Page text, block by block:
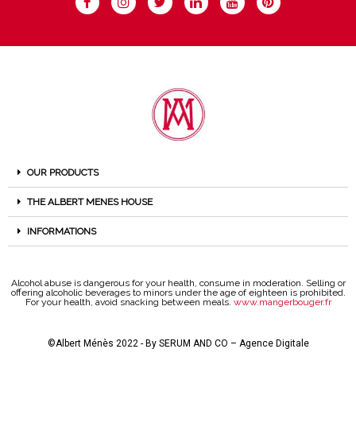
OUR PRODUCTS
THE ALBERT MENES HOUSE
INFORMATIONS
Alcohol abuse is dangerous for your health, consume in moderation. Selling or
offering alcoholic beverages to minors under the age of eighteen is prohibited.
For your health, avoid snacking between meals. www.mangerbouger.fr
©Albert Ménès 2022 - By SERUM AND CO – Agence Digitale